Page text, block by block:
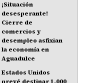
¡Situación
desesperante!
Cierre de
comercios y
desempleo asfixian
la economía en
Aguadulce
Estados Unidos